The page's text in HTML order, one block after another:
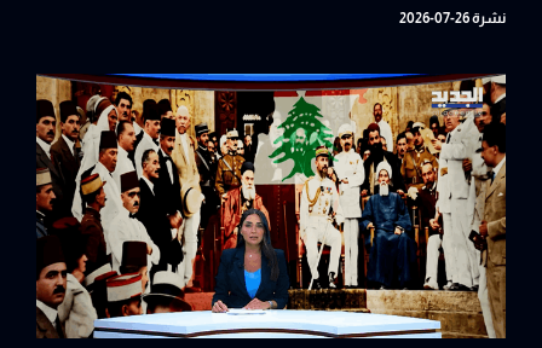
نشرة 26-07-2026